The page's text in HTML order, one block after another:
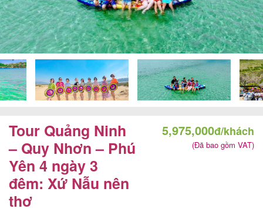
Nhơn
Tour
Phú
Yên
Tour
trong
nước
Tour Quảng Ninh
– Quy Nhơn – Phú
Yên 4 ngày 3
đêm: Xứ Nẫu nên
thơ
5,975,000đ/khách
(Đã bao gồm VAT)